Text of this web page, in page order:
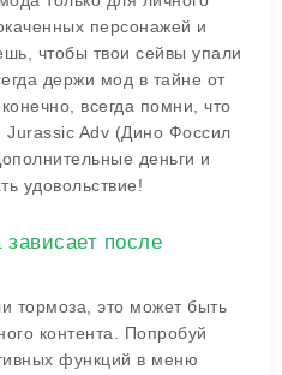
персонажей и
чтобы твои сейвы упали
держи мод в тайне от
всегда помни, что
Jurassic Adv (Дино Фоссил
деньги и
удовольствие!
после
тормоза, это может быть
контента. Попробуй
функций в меню